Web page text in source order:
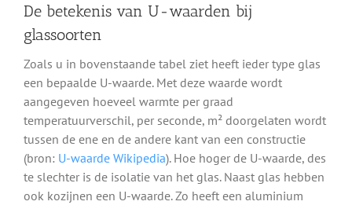
De betekenis van U-waarden bij
glassoorten
Zoals u in bovenstaande tabel ziet heeft ieder type glas
een bepaalde U-waarde. Met deze waarde wordt
aangegeven hoeveel warmte per graad
temperatuurverschil, per seconde, m² doorgelaten wordt
tussen de ene en de andere kant van een constructie
(bron: U-waarde Wikipedia). Hoe hoger de U-waarde, des
te slechter is de isolatie van het glas. Naast glas hebben
ook kozijnen een U-waarde. Zo heeft een aluminium